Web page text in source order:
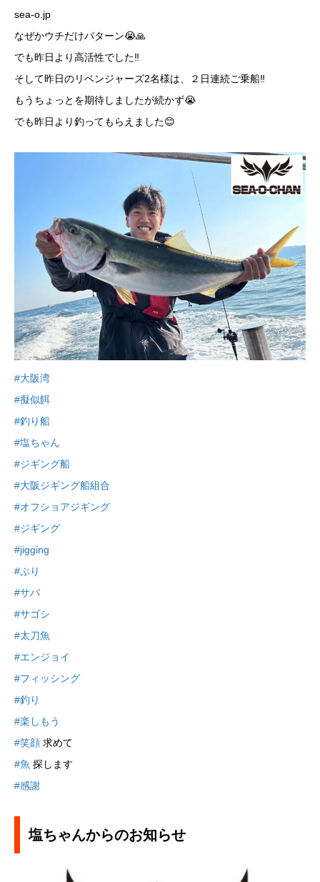
sea-o.jp
なぜかウチだけパターン😭🙏
でも昨日より高活性でした‼️
そして昨日のリベンジャーズ2名様は、２日連続ご乗船‼️
もうちょっとを期待しましたが続かず😭
でも昨日より釣ってもらえました😊
#大阪湾
#擬似餌
#釣り船
#塩ちゃん
#ジギング船
#大阪ジギング船組合
#オフショアジギング
#ジギング
#jigging
#ぶり
#サバ
#サゴシ
#太刀魚
#エンジョイ
#フィッシング
#釣り
#楽しもう
#笑顔 求めて
#魚 探します
#感謝
塩ちゃんからのお知らせ